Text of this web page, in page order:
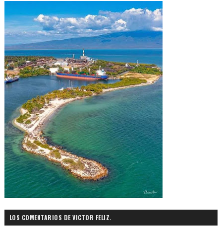
LOS COMENTARIOS DE VICTOR FELIZ.